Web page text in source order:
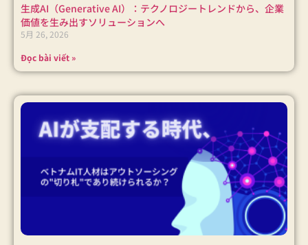
生成AI（Generative AI）：テクノロジートレンドから、企業
価値を生み出すソリューションへ
5月 26, 2026
Đọc bài viết »